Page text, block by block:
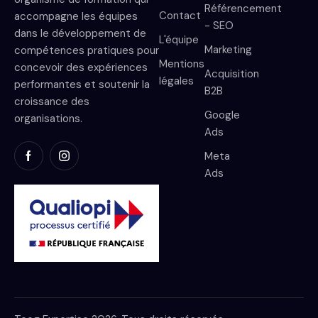
accompagne les équipes
dans le développement de
compétences pratiques pour
concevoir des expériences
performantes et soutenir la
croissance des
organisations.
Contact
L'équipe
Mentions
légales
Référencement
- SEO
Marketing
Acquisition
B2B
Google
Ads
Meta
Ads